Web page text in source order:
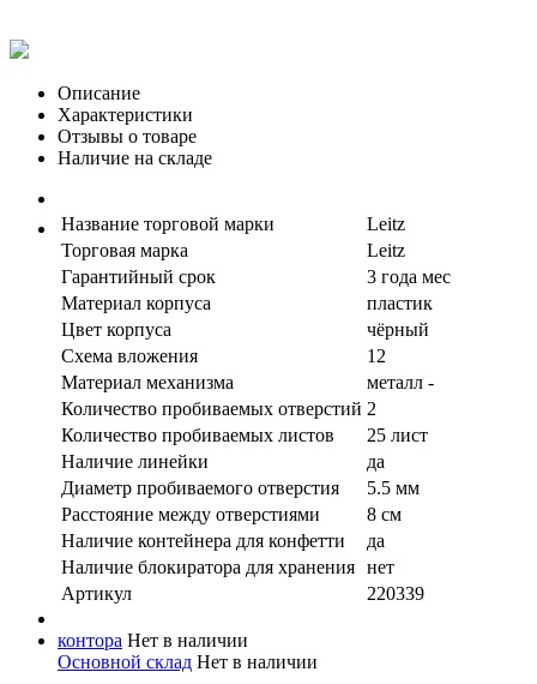
Описание
Характеристики
Отзывы о товаре
Наличие на складе
Название торговой марки
Leitz
Торговая марка
Leitz
Гарантийный срок
3 года мес
Материал корпуса
пластик
Цвет корпуса
чёрный
Схема вложения
12
Материал механизма
металл -
Количество пробиваемых отверстий 2
Количество пробиваемых листов
25 лист
Наличие линейки
да
Диаметр пробиваемого отверстия
5.5 мм
Расстояние между отверстиями
8 см
Наличие контейнера для конфетти
да
Наличие блокиратора для хранения нет
Артикул
220339
контора Нет в наличии
Основной склад Нет в наличии